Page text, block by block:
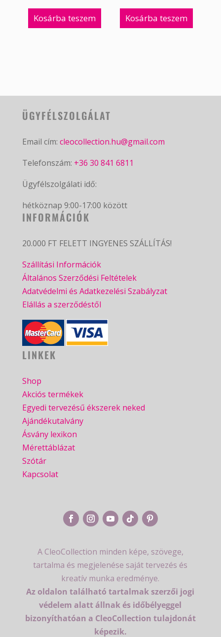
Kosárba teszem Kosárba teszem
ÜGYFÉLSZOLGÁLAT
Email cím: cleocollection.hu@gmail.com
Telefonszám: +36 30 841 6811
Ügyfélszolgálati idő:
hétköznap 9:00-17:00 között
INFORMÁCIÓK
20.000 FT FELETT INGYENES SZÁLLÍTÁS!
Szállítási Információk
Általános Szerződési Feltételek
Adatvédelmi és Adatkezelési Szabályzat
Elállás a szerződéstől
LINKEK
Shop
Akciós termékek
Egyedi tervezésű ékszerek neked
Ajándékutalvány
Ásvány lexikon
Mérettáblázat
Szótár
Kapcsolat
A CleoCollection minden képe, szövege,
tartalma és megjelenése saját tervezés és
kreatív munka eredménye.
Az oldalon található tartalmak szerzői jogi
védelem alatt állnak és időbélyeggel
bizonyíthatóan a CleoCollection tulajdonát
képezik.